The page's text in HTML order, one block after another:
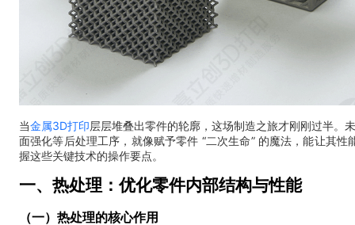
当金属3D打印层层堆叠出零件的轮廓，这场制造之旅才刚刚过半。
面强化等后处理工序，就像赋予零件 “二次生命” 的魔法，能让其
握这些关键技术的操作要点。
一、热处理：优化零件内部结构与性能
（一）热处理的核心作用